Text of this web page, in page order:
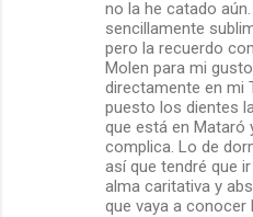
no la he catado
sencillamente
pero la recuerdo
Molen para mi
directamente en mi
puesto los dientes
que está en Mataró
complica. Lo de
así que tendré que
alma caritativa y
que vaya a conocer